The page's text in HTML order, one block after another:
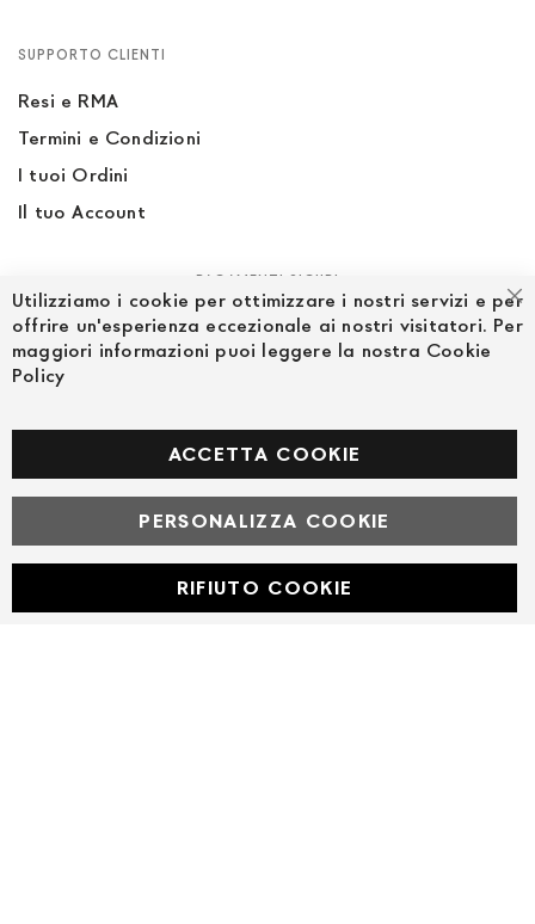
SUPPORTO CLIENTI
Resi e RMA
Termini e Condizioni
I tuoi Ordini
Il tuo Account
PAGAMENTI SICURI
Facebook
© Powered by MAV Arreda s.r.l. | P.IVA IT05919160969
Corso Lodi, 2 | Milano - pec mavarreda@pec.it
Utilizziamo i cookie per ottimizzare i nostri servizi e per
offrire un'esperienza eccezionale ai nostri visitatori. Per
maggiori informazioni puoi leggere la nostra Cookie
Policy
ACCETTA COOKIE
PERSONALIZZA COOKIE
RIFIUTO COOKIE